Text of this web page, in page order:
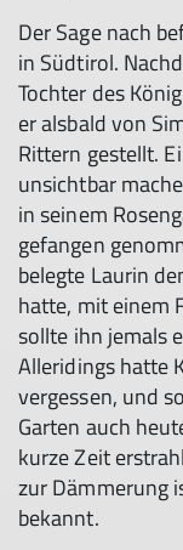
Der Sage nach
in Südtirol.
Tochter des
er alsbald von
Rittern gestellt.
unsichtbar
in seinem
gefangen
belegte Laurin
hatte, mit einem
sollte ihn jemals
Alleridings hatte
vergessen, und
Garten auch
kurze Zeit
zur Dämmerung
bekannt.